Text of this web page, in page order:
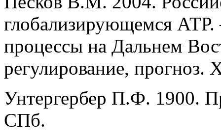
глобализирующемся
процессы на Дальнем
регулирование, прогноз.
Унтергербер П.Ф. 1900.
СПб.